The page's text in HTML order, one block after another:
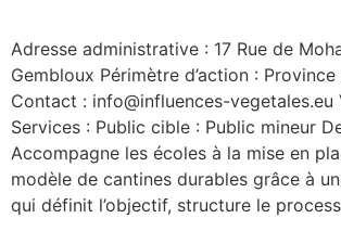
Adresse administrative : 17 Rue de
Gembloux Périmètre d’action :
Contact : info@influences-vegetales.eu
Services : Public cible : Public mineur
Accompagne les écoles à la mise en
modèle de cantines durables grâce à
qui définit l’objectif, structure le